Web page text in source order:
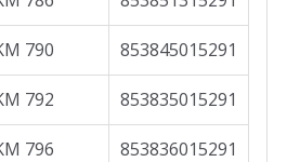
790 853845015291
792 853835015291
796 853836015291